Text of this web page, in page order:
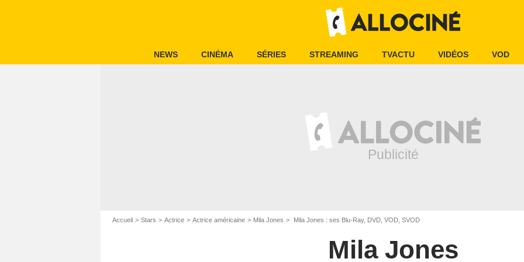
NEWS CINÉMA SÉRIES STREAMING TVACTU VIDÉOS VOD
Accueil Stars Actrice Actrice américaine Mila Jones Mila Jones : ses Blu-Ray, DVD, VOD, SVOD
Mila Jones